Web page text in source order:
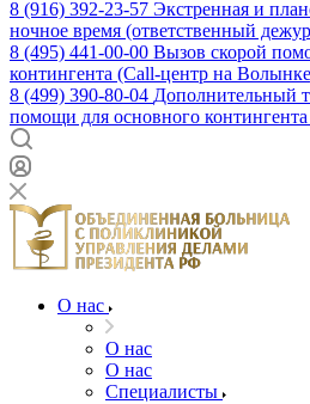
8 (916) 392-23-57 Экстренная и
ночное время (ответственный
8 (495) 441-00-00 Вызов скорой
контингента (Call-центр на
8 (499) 390-80-04 Дополнительный
помощи для основного
О нас
О нас
О нас
Специалисты